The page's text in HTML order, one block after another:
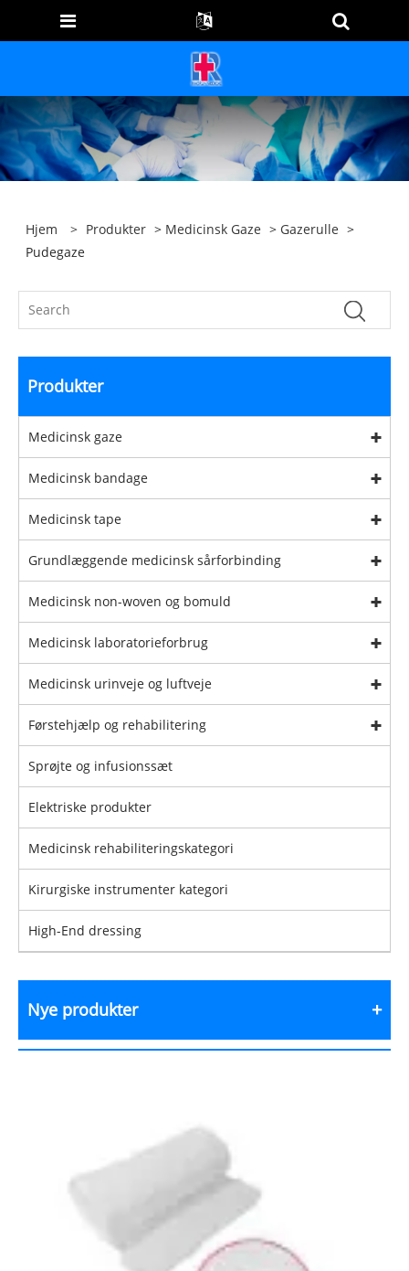
Hjem > Produkter > Medicinsk Gaze > Gazerulle >
Pudegaze
Produkter
Medicinsk gaze
Medicinsk bandage
Medicinsk tape
Grundlæggende medicinsk sårforbinding
Medicinsk non-woven og bomuld
Medicinsk laboratorieforbrug
Medicinsk urinveje og luftveje
Førstehjælp og rehabilitering
Sprøjte og infusionssæt
Elektriske produkter
Medicinsk rehabiliteringskategori
Kirurgiske instrumenter kategori
High-End dressing
Nye produkter